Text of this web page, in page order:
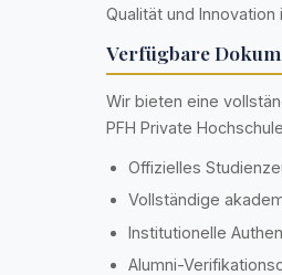
Qualität und Innovation
Verfügbare
Wir bieten eine
PFH Private
Offizielles
Vollständige
Institutionelle
Alumni-